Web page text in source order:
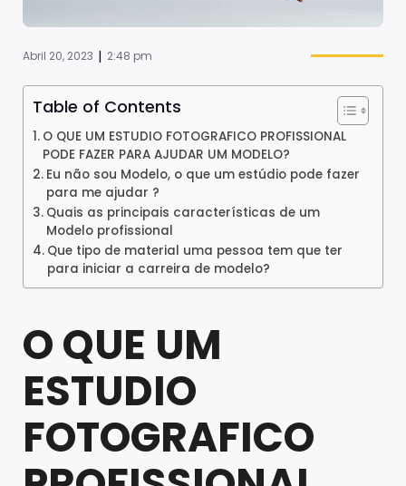
Abril 20, 2023 | 2:48 pm
Table of Contents
O QUE UM ESTUDIO FOTOGRAFICO PROFISSIONAL
PODE FAZER PARA AJUDAR UM MODELO?
Eu não sou Modelo, o que um estúdio pode fazer
para me ajudar ?
Quais as principais características de um
Modelo profissional
Que tipo de material uma pessoa tem que ter
para iniciar a carreira de modelo?
O QUE UM
ESTUDIO
FOTOGRAFICO